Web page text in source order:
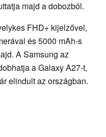
majd a dobozból.
FHD+ kijelzővel,
és 5000 mAh-s
A Samsung az
a Galaxy A27-t,
elindult az országban.